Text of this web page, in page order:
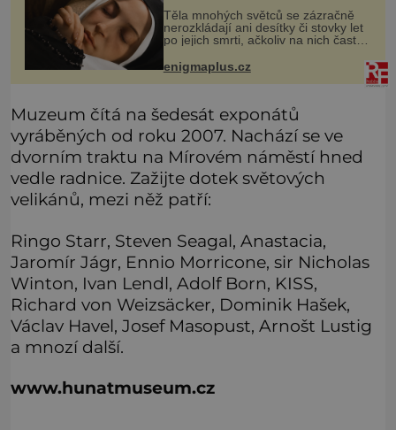
Těla mnohých světců se zázračně
nerozkládají ani desítky či stovky let
po jejich smrti, ačkoliv na nich často
jiné pokusy o konzervaci.
Neporušené ostatky bývají považo
enigmaplus.cz
Muzeum čítá na šedesát exponátů
vyráběných od roku 2007. Nachází se ve
dvorním traktu na Mírovém náměstí hned
vedle radnice. Zažijte dotek světových
velikánů, mezi něž patří:
Ringo Starr, Steven Seagal, Anastacia,
Jaromír Jágr, Ennio Morricone, sir Nicholas
Winton, Ivan Lendl, Adolf Born, KISS,
Richard von Weizsäcker, Dominik Hašek,
Václav Havel, Josef Masopust, Arnošt Lustig
a mnozí další.
www.hunatmuseum.cz